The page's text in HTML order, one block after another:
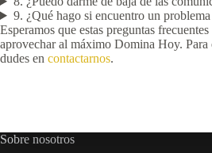
9. ¿Qué hago si encuentro un
Esperamos que estas preguntas
aprovechar al máximo Domina Hoy.
dudes en contactarnos.
Sobre nosotros